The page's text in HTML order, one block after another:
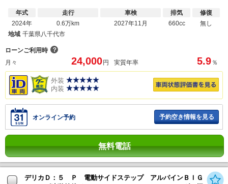
年式
2024年
走行
0.6万km
車検
2027年11月
排気
660cc
修復
無し
地域 千葉県八千代市
ローンご利用時 ？
月々
24,000 円 実質年率 5.9 ％
外装
内装
オンライン予約 予約空き情報を見る
無料電話
デリカＤ：５ Ｐ 電動サイドステップ アルパインＢＩＧ